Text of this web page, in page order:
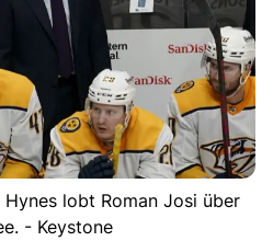
lobt Roman Josi über
- Keystone